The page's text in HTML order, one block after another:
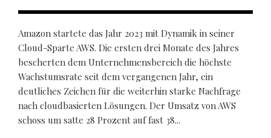
Amazon startete das Jahr 2023 mit Dynamik in seiner
Cloud-Sparte AWS. Die ersten drei Monate des Jahres
bescherten dem Unternehmensbereich die höchste
Wachstumsrate seit dem vergangenen Jahr, ein
deutliches Zeichen für die weiterhin starke Nachfrage
nach cloudbasierten Lösungen. Der Umsatz von AWS
schoss um satte 28 Prozent auf fast 38...